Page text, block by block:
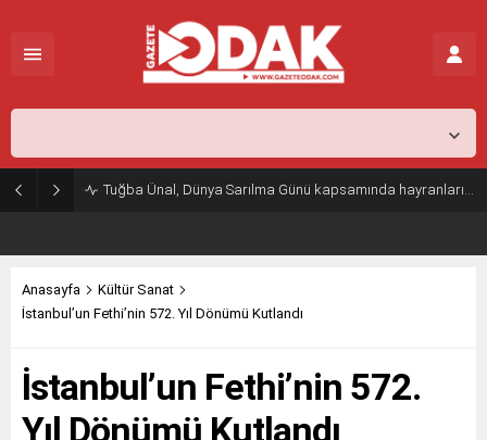
Tuğba Ünal, Dünya Sarılma Günü kapsamında hayranlarıyla buluştu
Anasayfa
Kültür Sanat
İstanbul’un Fethi’nin 572. Yıl Dönümü Kutlandı
İstanbul’un Fethi’nin 572.
Yıl Dönümü Kutlandı